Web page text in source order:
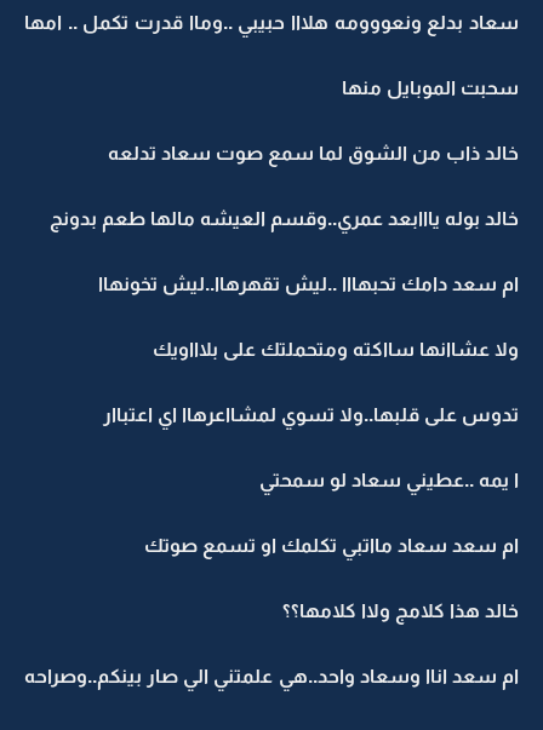
سعاد بدلع ونعووومه هلااا حبيبي ..وماا قدرت تكمل .. امها
سحبت الموبايل منها
خالد ذاب من الشوق لما سمع صوت سعاد تدلعه
خالد بوله يااابعد عمري..وقسم العيشه مالها طعم بدونج
ام سعد دامك تحبهااا ..ليش تقهرهاا..ليش تخونهاا
ولا عشاانها سااكته ومتحملتك على بلاااويك
تدوس على قلبها..ولا تسوي لمشااعرهاا اي اعتباار
ا يمه ..عطيني سعاد لو سمحتي
ام سعد سعاد مااتبي تكلمك او تسمع صوتك
خالد هذا كلامج ولاا كلامها؟؟
ام سعد اناا وسعاد واحد..هي علمتني الي صار بينكم..وصراحه